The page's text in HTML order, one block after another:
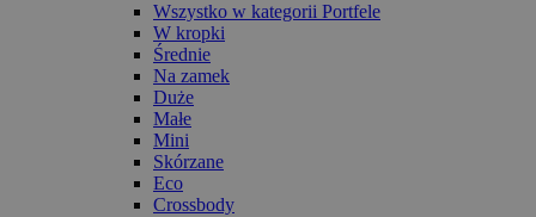
Wszystko w kategorii Portfele
W kropki
Średnie
Na zamek
Duże
Małe
Mini
Skórzane
Eco
Crossbody